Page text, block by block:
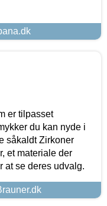
er tilpasset
du kan nyde i
såkaldt Zirkoner
et materiale der
se deres udvalg.